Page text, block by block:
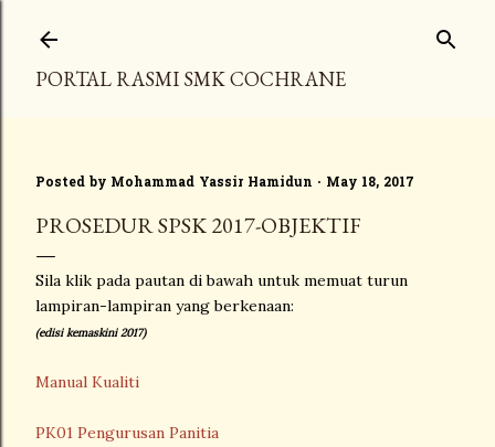
PORTAL RASMI SMK COCHRANE
Posted by Mohammad Yassir Hamidun May 18, 2017
PROSEDUR SPSK 2017-OBJEKTIF
Sila klik pada pautan di bawah untuk memuat turun
lampiran-lampiran yang berkenaan:
(edisi kemaskini 2017)
Manual Kualiti
PK01 Pengurusan Panitia